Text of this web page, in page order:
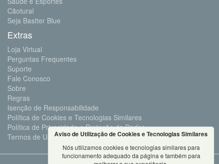
Cãotural
Seja Bastter Blue
Extras
Loja Virtual
Perguntas Frequentes
Suporte
Fale Conosco
Sobre
Regras
Isenção de Responsabilidade
Política de Cookies e Tecnologias Similares
Política de Privacidade e Proteção de Dados
Termos de UsoAviso de Utilização de Cookies e Tecnologias Similares
Nós utilizamos cookies e tecnologias similares para
funcionamento adequado da página e também para